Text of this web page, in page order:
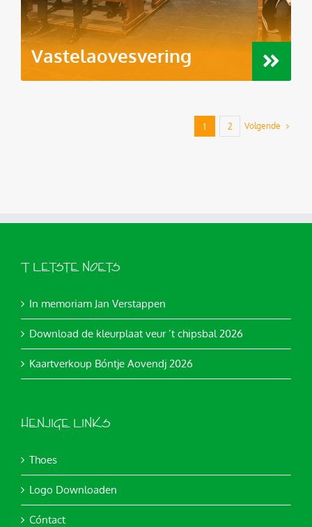
Vastelaovesvering
1 2 Volgende
’T LETSTE NOETS
In memoriam Jan Verstappen
Download de kleurplaat veur ’t chipsbal 2026
Kaartverkoup Bóntje Aovendj 2026
HENJIGE LINKS
Thoes
Logo Downloaden
Cóntact